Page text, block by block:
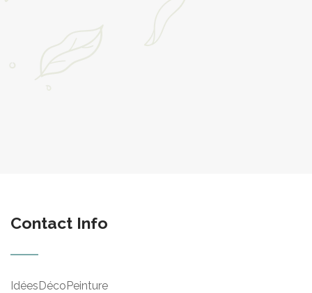
Contact Info
IdéesDécoPeinture